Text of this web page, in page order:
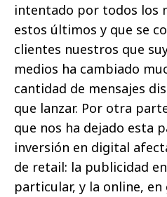
intentado por todos los
estos últimos y que se
clientes nuestros que
medios ha cambiado
cantidad de mensajes
que lanzar. Por otra
que nos ha dejado esta
inversión en digital
de retail: la publicidad
particular, y la online, en